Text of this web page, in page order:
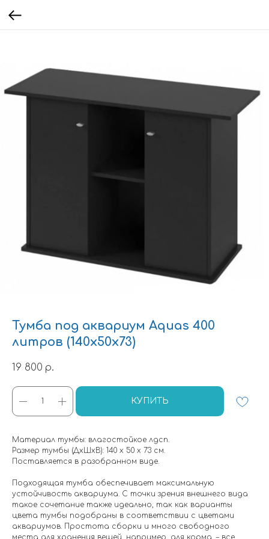
Тумба под аквариум Aquas 400
литров (140х50х73)
19 800 р.
КУПИТЬ
Материал тумбы: влагостойкое лдсп.
Размер тумбы (ДхШхВ): 140 х 50 х 73 см.
Поставляется в разобранном виде.
Подходящая тумба обеспечивает максимальную
устойчивость аквариума. С точки зрения внешнего вида
такое сочетание также идеально, так как варианты
цвета тумбы подобраны в соответствии с цветами
аквариумов. Простота сборки и много свободного
места для хранения вещей, например, для корма, – все